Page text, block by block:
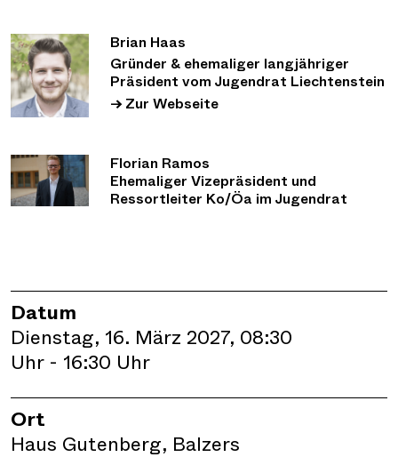
Brian Haas
Gründer & ehemaliger langjähriger
Präsident vom Jugendrat Liechtenstein
→ Zur Webseite
Florian Ramos
Ehemaliger Vizepräsident und
Ressortleiter Ko/Öa im Jugendrat
Datum
Dienstag, 16. März 2027, 08:30
Uhr - 16:30 Uhr
Ort
Haus Gutenberg, Balzers